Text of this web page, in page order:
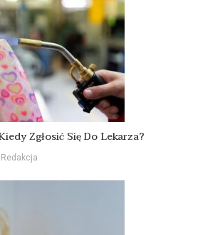
Zgłosić Się Do Lekarza?
Redakcja